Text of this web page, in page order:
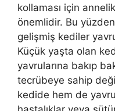
kollaması için
önemlidir. Bu
gelişmiş kediler
Küçük yaşta olan
yavrularına bakıp
tecrübeye sahip
kedide hem de